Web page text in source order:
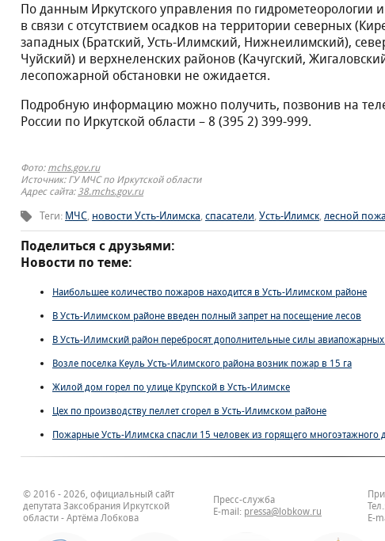
По данным Иркутского управления по гидрометеорологии
в связи с отсутствием осадков на территории cеверных
западных (Братский, Усть-Илимский, Нижнеилимский),
Чуйский) и верхнеленских районов (Качугский,
лесопожарной обстановки не ожидается.
Подробную информацию можно получить, позвонив на
России по Иркутской области – 8 (395 2) 399-999.
Фото: mchs.gov.ru
Источник: ГУ МЧС по Иркутской области
Адрес сайта:38.mchs.gov.ru
Теги: МЧС, новости Усть-Илимска,спасатели,Усть-Илимск,лесной
Поделиться с друзьями:
Новости по теме:
Наибольшее количество пожаров находится в Усть-Илимском районе
В Усть-Илимском районе введен полный запрет на посещение лесов
В Усть-Илимский район перебросят дополнительные силы
Возле поселка Кеуль Усть-Илимского района возник пожар в 15 га
Жилой дом горел по улице Крупской в Усть-Илимске
Цех по производству пеллет сгорел в Усть-Илимском районе
Пожарные Усть-Илимска спасли 15 человек из горящего многоэтажного
© 2016 - 2026, официальный сайт
депутата Заксобрания Иркутской
области - Артёма Лобкова
Пресс-служба
E-mail: pressa@lobkow.ru
E-